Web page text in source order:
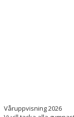
Våruppvisning 2026